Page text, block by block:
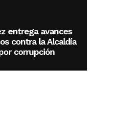
entrega avances
contra la Alcaldía
corrupción